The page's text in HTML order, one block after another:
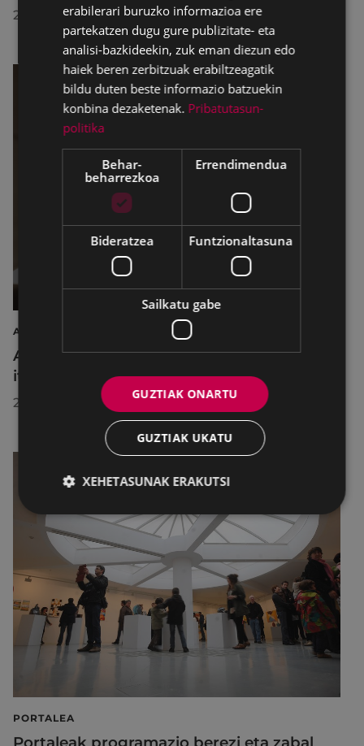
2026/07/23
AIRE LIBREKO ZINEMA
Aire libreko abuztuko zinema Untzagara
itzuliko da lau proiekziorekin
2026/07/22
PORTALEA
erabilerari buruzko informazioa ere
partekatzen dugu gure publizitate- eta
analisi-bazkideekin, zuk eman diezun edo
haiek beren zerbitzuak erabiltzeagatik
bildu duten beste informazio batzuekin
konbina dezaketenak. Pribatutasun-
politika
Behar-
beharrezkoa
Errendimendua
Bideratzea Funtzionaltasuna
Sailkatu gabe
GUZTIAK ONARTU
GUZTIAK UKATU
XEHETASUNAK ERAKUTSI